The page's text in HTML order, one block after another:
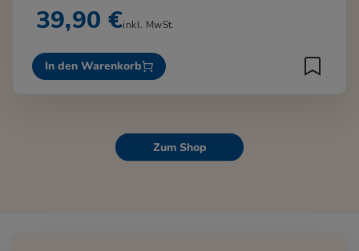
39,90 €inkl. MwSt.
In den Warenkorb
Zum Shop